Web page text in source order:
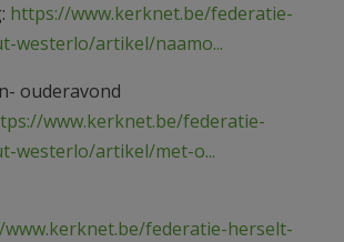
https://www.kerknet.be/federatie-
westerlo/artikel/naamo...
ouderavond
www.kerknet.be/federatie-
westerlo/artikel/met-o...
federatie-herselt-